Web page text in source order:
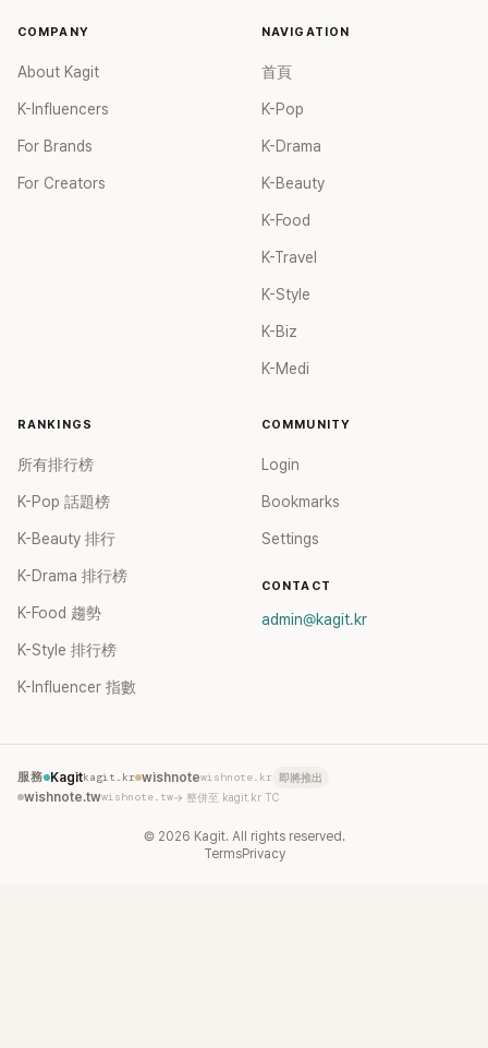
COMPANY
About Kagit
K-Influencers
For Brands
For Creators
NAVIGATION
首頁
K-Pop
K-Drama
K-Beauty
K-Food
K-Travel
K-Style
K-Biz
K-Medi
RANKINGS
所有排行榜
K-Pop 話題榜
K-Beauty 排行
K-Drama 排行榜
K-Food 趨勢
K-Style 排行榜
K-Influencer 指數
COMMUNITY
Login
Bookmarks
Settings
CONTACT
admin@kagit.kr
服務 Kagitkagit.kr wishnotewishnote.kr 即將推出
wishnote.twwishnote.tw→ 整併至 kagit.kr TC
© 2026 Kagit. All rights reserved.
TermsPrivacy